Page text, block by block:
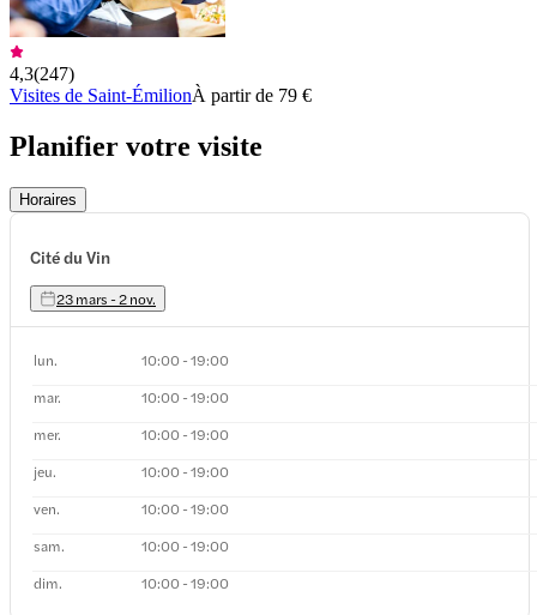
4,3(247)
Visites de Saint-ÉmilionÀ partir de 79 €
Planifier votre visite
Horaires
Cité du Vin
23 mars - 2 nov.
lun.
10:00 - 19:00
mar.
10:00 - 19:00
mer.
10:00 - 19:00
jeu.
10:00 - 19:00
ven.
10:00 - 19:00
sam.
10:00 - 19:00
dim.
10:00 - 19:00